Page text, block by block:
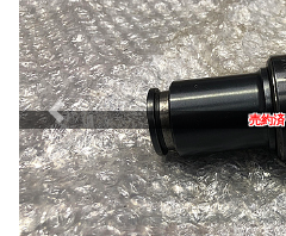
売約済
Previous